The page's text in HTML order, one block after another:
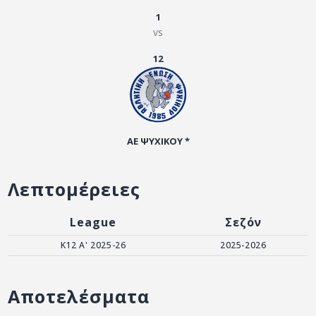
1
vs
12
ΑΕ ΨΥΧΙΚΟΥ *
Λεπτομέρειες
League Σεζόν
Κ12 Α' 2025-26 2025-2026
Αποτελέσματα